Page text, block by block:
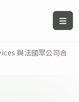
與法國眾公司合